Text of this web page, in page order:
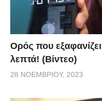
Ορός που
λεπτά! (Βίντεο)
28 ΝΟΕΜΒΡΊΟΥ, 2023